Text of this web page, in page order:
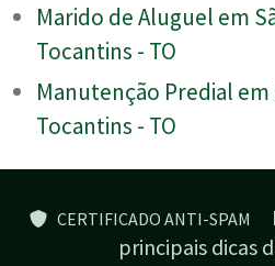
Marido de Aluguel em
Tocantins - TO
Manutenção Predial
Tocantins - TO
CERTIFICADO ANTI-SPAM
principais dicas